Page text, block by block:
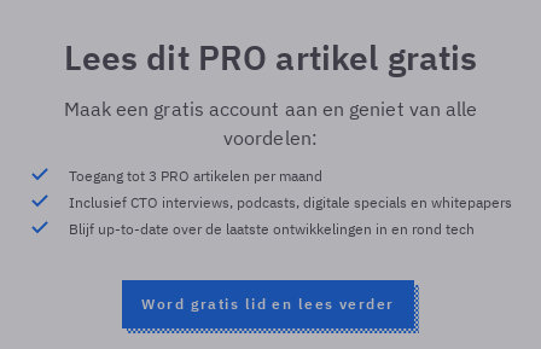
Lees dit PRO artikel gratis
Maak een gratis account aan en geniet van alle
voordelen:
Toegang tot 3 PRO artikelen per maand
Inclusief CTO interviews, podcasts, digitale specials en whitepapers
Blijf up-to-date over de laatste ontwikkelingen in en rond tech
Word gratis lid en lees verder